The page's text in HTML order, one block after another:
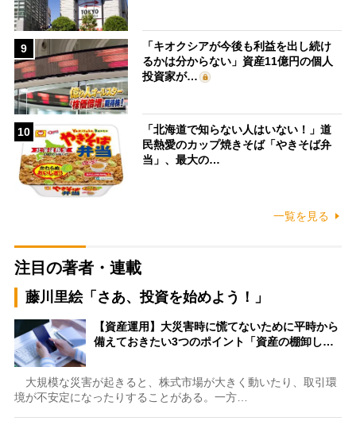
9
「キオクシアが今後も利益を出し続け
るかは分からない」資産11億円の個人
投資家が…
10
「北海道で知らない人はいない！」道
民熱愛のカップ焼きそば「やきそば弁
当」、最大の…
一覧を見る
注目の著者・連載
藤川里絵「さあ、投資を始めよう！」
【資産運用】大災害時に慌てないために平時から
備えておきたい3つのポイント「資産の棚卸し…
大規模な災害が起きると、株式市場が大きく動いたり、取引環
境が不安定になったりすることがある。一方…